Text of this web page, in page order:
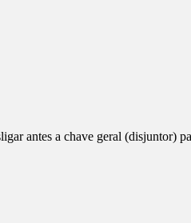
antes a chave geral (disjuntor)